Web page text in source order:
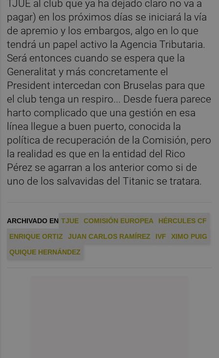
TJUE al club que ya ha dejado claro no va a
pagar) en los próximos días se iniciará la vía
de apremio y los embargos, algo en lo que
tendrá un papel activo la Agencia Tributaria.
Será entonces cuando se espera que la
Generalitat y más concretamente el
President intercedan con Bruselas para que
el club tenga un respiro... Desde fuera parece
harto complicado que una gestión en esa
línea llegue a buen puerto, conocida la
política de recuperación de la Comisión, pero
la realidad es que en la entidad del Rico
Pérez se agarran a los anterior como si de
uno de los salvavidas del Titanic se tratara.
ARCHIVADO EN TJUE COMISIÓN EUROPEA
HÉRCULES CF
ENRIQUE ORTIZ
JUAN CARLOS RAMÍREZ IVF
XIMO PUIG
QUIQUE HERNÁNDEZ